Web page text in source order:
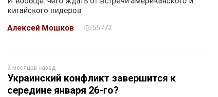
китайского лидеров
Алексей Мошков
55772
9 месяцев назад
Украинский конфликт завершится к
середине января 26-го?